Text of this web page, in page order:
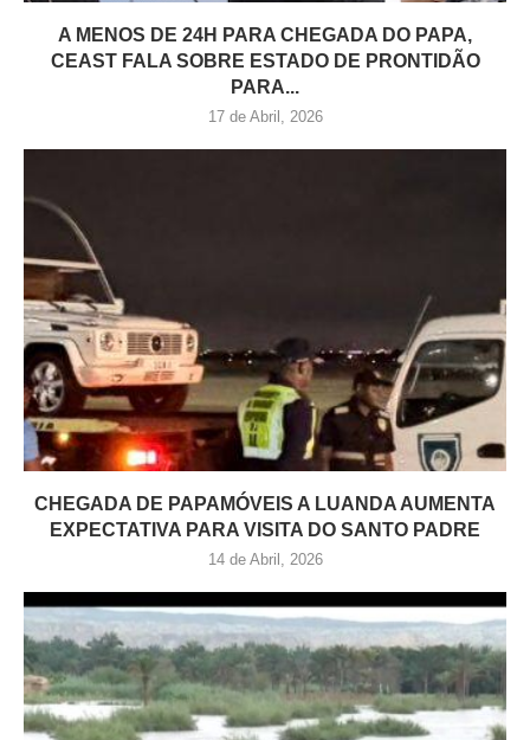
A MENOS DE 24H PARA CHEGADA DO PAPA,
CEAST FALA SOBRE ESTADO DE PRONTIDÃO
PARA...
17 de Abril, 2026
CHEGADA DE PAPAMÓVEIS A LUANDA AUMENTA
EXPECTATIVA PARA VISITA DO SANTO PADRE
14 de Abril, 2026